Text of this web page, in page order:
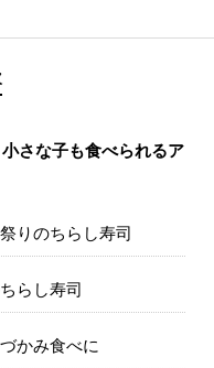
さな子も食べられるア
りのちらし寿司
らし寿司
かみ食べに